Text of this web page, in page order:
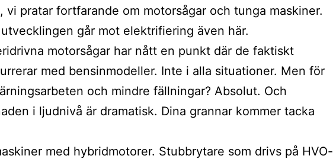
vi pratar fortfarande om motorsågar och tunga maskiner.
går mot elektrifiering även här.
motorsågar har nått en punkt där de faktiskt
med bensinmodeller. Inte i alla situationer. Men för
och mindre fällningar? Absolut. Och
i ljudnivå är dramatisk. Dina grannar kommer tacka
med hybridmotorer. Stubbrytare som drivs på HVO-